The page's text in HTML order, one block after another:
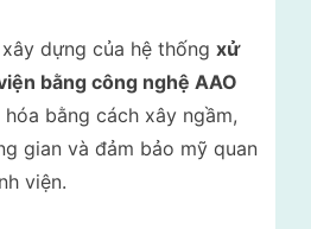
dựng của hệ thống xử
bằng công nghệ AAO
bằng cách xây ngầm,
gian và đảm bảo mỹ quan
viện.